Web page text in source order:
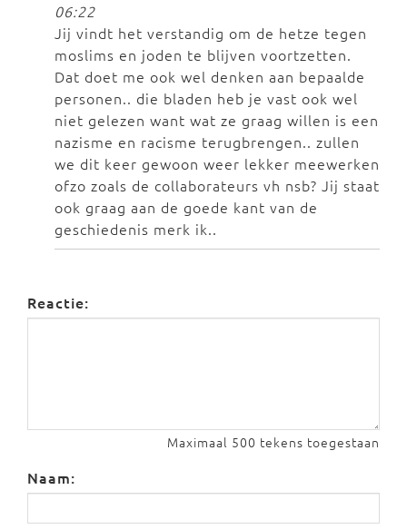
06:22
Jij vindt het verstandig om de hetze tegen
moslims en joden te blijven voortzetten.
Dat doet me ook wel denken aan bepaalde
personen.. die bladen heb je vast ook wel
niet gelezen want wat ze graag willen is een
nazisme en racisme terugbrengen.. zullen
we dit keer gewoon weer lekker meewerken
ofzo zoals de collaborateurs vh nsb? Jij staat
ook graag aan de goede kant van de
geschiedenis merk ik..
Reactie:
Maximaal 500 tekens toegestaan
Naam: